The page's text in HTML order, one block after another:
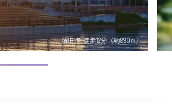
堺旧港 徒歩12分（約890m）